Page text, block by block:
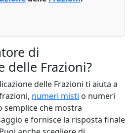
di
delle Frazioni?
delle Frazioni ti aiuta a
numeri misti o numeri
semplice che mostra
e fornisce la risposta finale